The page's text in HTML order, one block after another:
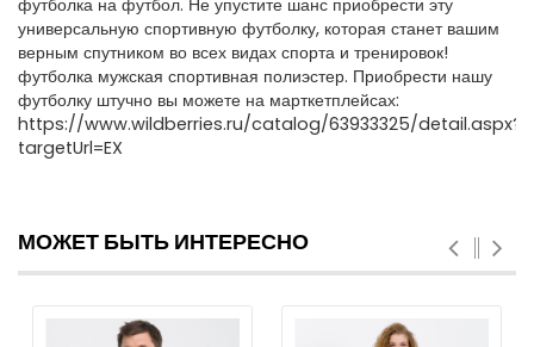
футболка на футбол. Не упустите шанс приобрести эту
универсальную спортивную футболку, которая станет вашим
верным спутником во всех видах спорта и тренировок!
футболка мужская спортивная полиэстер. Приобрести нашу
футболку штучно вы можете на марткетплейсах:
https://www.wildberries.ru/catalog/63933325/detail.aspx?
targetUrl=EX
МОЖЕТ БЫТЬ ИНТЕРЕСНО